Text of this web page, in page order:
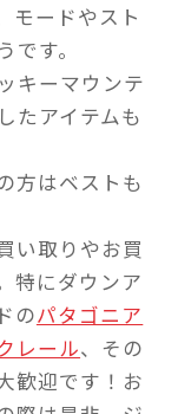
モードやスト
す。
キーマウンテ
たアイテムも
方はベストも
い取りやお買
特にダウンア
のパタゴニア
レール、その
歓迎です！お